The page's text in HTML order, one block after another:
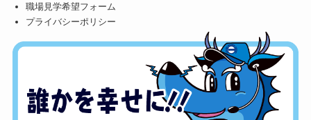
職場見学希望フォーム
プライバシーポリシー